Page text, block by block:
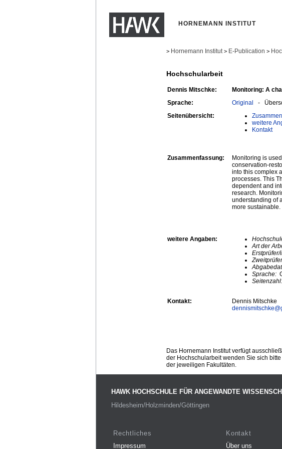
HORNEMANN INSTITUT
> Hornemann Institut > E-Publication >
Hochschularbeit
Dennis Mitschke: Monitoring: A
Sprache: Original -
Seitenübersicht:
weitere
Kontakt
Zusammenfassung:
Monitoring is
conservation-
into this complex
processes. This
dependent and
research.
understanding of
more sustainable.
weitere Angaben:
Art der
Erstprüfer/
Sprache:
Seitenzahl:
Kontakt:
Dennis Mitschke
dennismitschke@
Das Hornemann Institut verfügt
der Hochschularbeit wenden Sie sich
der jeweiligen Fakultäten.
HAWK HOCHSCHULE FÜR ANGEWANDTE
Hildesheim/Holzminden/Göttingen
Rechtliches
Impressum
Kontakt
Über uns